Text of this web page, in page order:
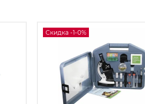
Скидка -1-0%